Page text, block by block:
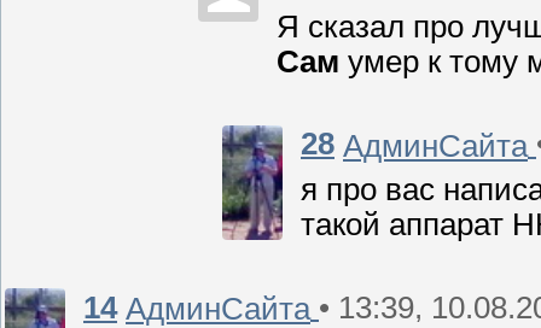
Я сказал про
Сам умер к тому
28 АдминСайта
я про вас
такой аппарат
14 АдминСайта • 13:39,